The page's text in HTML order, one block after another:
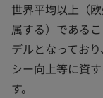
世界平均以上（
属する）である
デルとなってお
シー向上等に資
す。